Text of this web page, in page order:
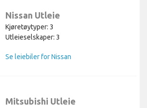
Nissan Utleie
Kjøretøytyper: 3
Utleieselskaper: 3
Se leiebiler for Nissan
Mitsubishi Utleie